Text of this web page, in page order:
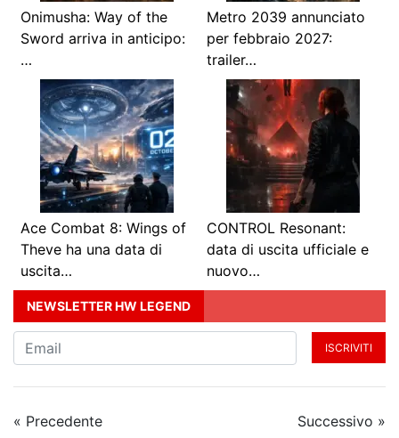
Onimusha: Way of the
Sword arriva in anticipo:
…
Metro 2039 annunciato
per febbraio 2027:
trailer…
Ace Combat 8: Wings of
Theve ha una data di
uscita…
CONTROL Resonant:
data di uscita ufficiale e
nuovo…
NEWSLETTER HW LEGEND
ISCRIVITI
« Precedente Successivo »